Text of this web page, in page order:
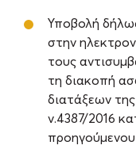
Υποβολή
στην
τους
τη διακοπή
διατάξεων
ν.4387/2016